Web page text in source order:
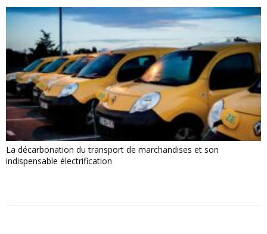
La décarbonation du transport de marchandises et son
indispensable électrification